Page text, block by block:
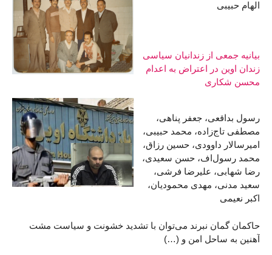
الهام حبیبی
بیانیه جمعی از زندانیان سیاسی
زندان اوین در اعتراض به اعدام
محسن شکاری
رسول بداقعی، جعفر پناهی،
مصطفی تاج‌زاده، محمد حبیبی،
امیرسالار داوودی، حسین رزاق،
محمد رسول‌اف، حسن سعیدی،
رضا شهابی، علیرضا فرشی،
سعید مدنی، مهدی محمودیان،
اکبر نعیمی
حاکمان گمان نبرند می‌توان با تشدید خشونت و سیاست مشت
آهنین به ساحل امن و (…)